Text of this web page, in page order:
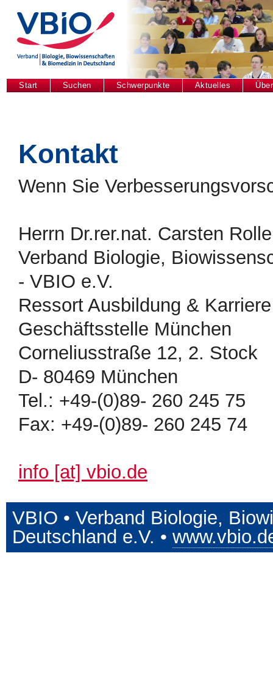
Kontakt
Wenn Sie
Herrn Dr.rer.nat. Carsten
Verband Biologie,
- VBIO e.V.
Ressort Ausbildung & Karriere
Geschäftsstelle München
Corneliusstraße 12, 2. Stock
D- 80469 München
Tel.: +49-(0)89- 260 245 75
Fax: +49-(0)89- 260 245 74
info [at] vbio.de
Start Suchen Schwerpunkte Aktuelles
VBIO • Verband Biologie,
Deutschland e.V. •